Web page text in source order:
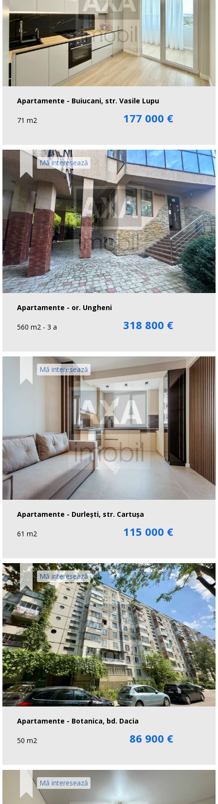
Apartamente - Buiucani, str. Vasile Lupu
71 m2 177 000 €
Mă interesează
Apartamente - or. Ungheni
560 m2 - 3 a 318 800 €
Mă interesează
Apartamente - Durleşti, str. Cartuşa
61 m2 115 000 €
Mă interesează
Apartamente - Botanica, bd. Dacia
50 m2 86 900 €
Mă interesează